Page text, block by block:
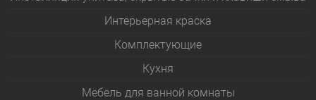
Интерьерная краска
Комплектующие
Кухня
Мебель для ванной комнаты